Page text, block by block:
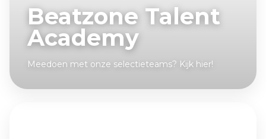
Beatzone Talent
Academy
Meedoen met onze selectieteams? Kijk hier!